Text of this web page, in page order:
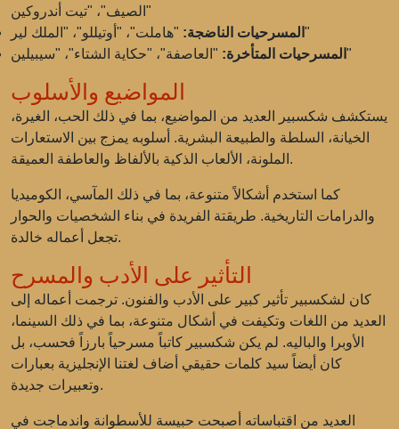
الصيف"، "تيت أندروكين"
المسرحيات الناضجة: "هاملت"، "أوتيللو"، "الملك لير"
المسرحيات المتأخرة: "العاصفة"، "حكاية الشتاء"، "سيبيلين"
المواضيع والأسلوب
يستكشف شكسبير العديد من المواضيع، بما في ذلك الحب، الغيرة،
الخيانة، السلطة والطبيعة البشرية. أسلوبه يمزج بين الاستعارات
الملونة، الألعاب الذكية بالألفاظ والعاطفة العميقة.
كما استخدم أشكالاً متنوعة، بما في ذلك المآسي، الكوميديا
والدرامات التاريخية. طريقتة الفريدة في بناء الشخصيات والحوار
تجعل أعماله خالدة.
التأثير على الأدب والمسرح
كان لشكسبير تأثير كبير على الأدب والفنون. ترجمت أعماله إلى
العديد من اللغات وتكيفت في أشكال متنوعة، بما في ذلك السينما،
الأوبرا والباليه. لم يكن شكسبير كاتباً مسرحياً بارزاً فحسب، بل
كان أيضاً سيد كلمات حقيقي أضاف لغتنا الإنجليزية بعبارات
وتعبيرات جديدة.
العديد من اقتباساته أصبحت حبيسة للأسطوانة واندماجت في